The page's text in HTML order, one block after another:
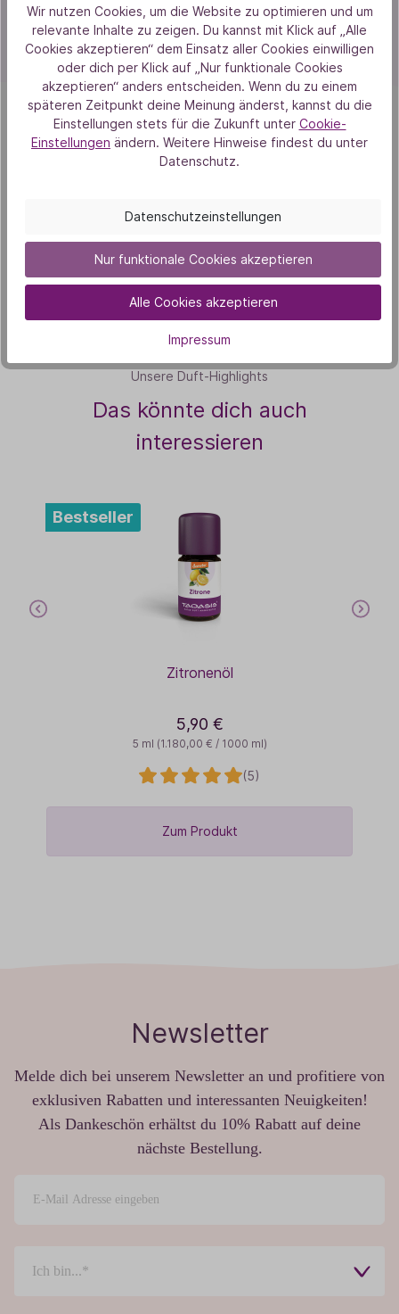
TAOASIS Qualitätsstandard
Aus Liebe zur Natur
Unsere Duft-Highlights
Das könnte dich auch
interessieren
Bestseller
Zitronenöl
5 ml (1.180,00 € / 1000 ml)
5,90 €
(5)
Zum Produkt
Newsletter
Melde dich bei unserem Newsletter an und profitiere von
exklusiven Rabatten und interessanten Neuigkeiten!
Als Dankeschön erhältst du 10% Rabatt auf deine
nächste Bestellung.
Wir nutzen Cookies, um die Website zu optimieren und um
relevante Inhalte zu zeigen. Du kannst mit Klick auf „Alle
Cookies akzeptieren“ dem Einsatz aller Cookies einwilligen
oder dich per Klick auf „Nur funktionale Cookies
akzeptieren“ anders entscheiden. Wenn du zu einem
späteren Zeitpunkt deine Meinung änderst, kannst du die
Einstellungen stets für die Zukunft unter Cookie-
Einstellungen ändern. Weitere Hinweise findest du unter
Datenschutz.
Datenschutzeinstellungen
Nur funktionale Cookies akzeptieren
Alle Cookies akzeptieren
Impressum